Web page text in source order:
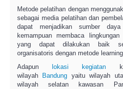
Metode pelatihan dengan
sebagai media pelatihan dan
dapat menjadikan sumber
kemampuan membaca
yang dapat dilakukan baik
organisatoris dengan metode
Adapun
lokasi kegiatan
wilayah
Bandung yaitu wilayah
wilayah selatan kawasan